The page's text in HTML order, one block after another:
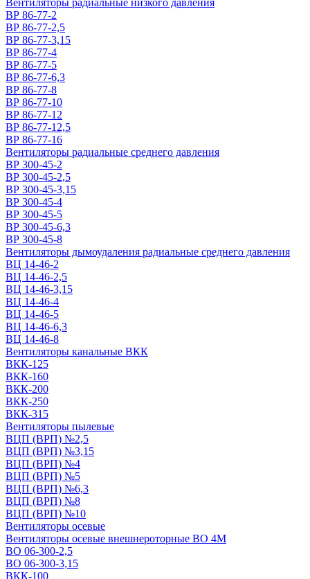
Вентиляторы радиальные низкого давления
ВР 86-77-2
ВР 86-77-2,5
ВР 86-77-3,15
ВР 86-77-4
ВР 86-77-5
ВР 86-77-6,3
ВР 86-77-8
ВР 86-77-10
ВР 86-77-12
ВР 86-77-12,5
ВР 86-77-16
Вентиляторы радиальные среднего давления
ВР 300-45-2
ВР 300-45-2,5
ВР 300-45-3,15
ВР 300-45-4
ВР 300-45-5
ВР 300-45-6,3
ВР 300-45-8
Вентиляторы дымоудаления радиальные среднего давления
ВЦ 14-46-2
ВЦ 14-46-2,5
ВЦ 14-46-3,15
ВЦ 14-46-4
ВЦ 14-46-5
ВЦ 14-46-6,3
ВЦ 14-46-8
Вентиляторы канальные ВКК
ВКК-125
ВКК-160
ВКК-200
ВКК-250
ВКК-315
Вентиляторы пылевые
ВЦП (ВРП) №2,5
ВЦП (ВРП) №3,15
ВЦП (ВРП) №4
ВЦП (ВРП) №5
ВЦП (ВРП) №6,3
ВЦП (ВРП) №8
ВЦП (ВРП) №10
Вентиляторы осевые
Вентиляторы осевые внешнероторные ВО 4М
ВО 06-300-2,5
ВО 06-300-3,15
ВКК-100